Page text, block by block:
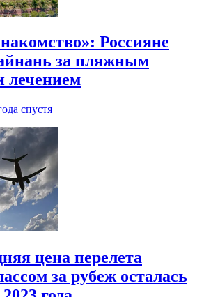
Россияне
за пляжным
лечением
спустя
цена перелета
за рубеж осталась